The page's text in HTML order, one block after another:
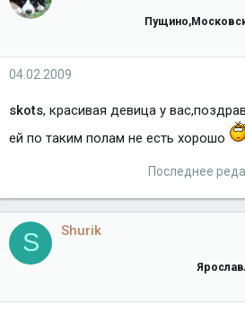
04.02.2009
skots, красивая девица у
ей по таким полам не есть хорошо
Последнее
S Shurik